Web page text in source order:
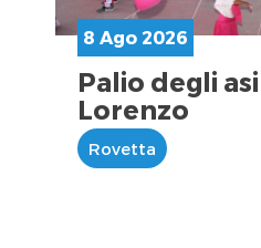
8 Ago 2026
Palio degli
Lorenzo
Rovetta